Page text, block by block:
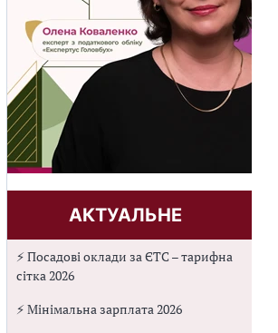
АКТУАЛЬНЕ
⚡ Посадові оклади за ЄТС – тарифна
сітка 2026
⚡ Мінімальна зарплата 2026